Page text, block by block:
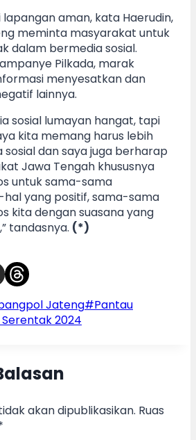
lapangan aman, kata Haerudin,
meminta masyarakat untuk
dalam bermedia sosial.
Pilkada, marak
menyesatkan dan
lainnya.
sosial lumayan hangat, tapi
kita memang harus lebih
sosial dan saya juga berharap
Jawa Tengah khususnya
untuk sama-sama
yang positif, sama-sama
kita dengan suasana yang
tandasnya. (*)
Jateng#Pantau
Serentak 2024
akan dipublikasikan. Ruas